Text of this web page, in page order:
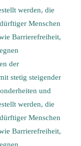
werden, die
Menschen
Barrierefreiheit,
der
stetig steigender
und
werden, die
Menschen
Barrierefreiheit,